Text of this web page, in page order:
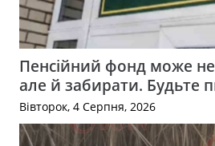
Пенсійний фонд може не
але й забирати. Будьте
Вівторок, 4 Серпня, 2026